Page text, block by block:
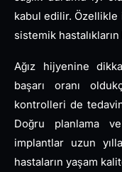
kabul edilir.
sistemik
Ağız hijyenine
başarı oranı
kontrolleri de
Doğru planlama
implantlar uzun
hastaların yaşam